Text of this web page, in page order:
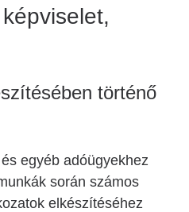
történő
egyéb adóügyekhez
során számos
elkészítéséhez